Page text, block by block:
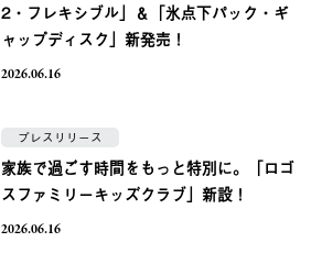
2・フレキシブル」＆「氷点下パック・ギ
ャップディスク」新発売！
2026.06.16
プレスリリース
家族で過ごす時間をもっと特別に。「ロゴ
スファミリーキッズクラブ」新設！
2026.06.16